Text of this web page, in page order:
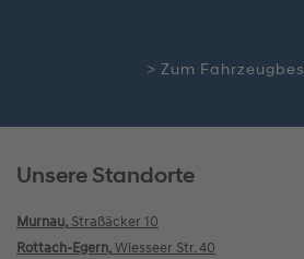
> Zum
Unsere Standorte
Murnau, Straßäcker 10
Rottach-Egern,Wiesseer Str. 40